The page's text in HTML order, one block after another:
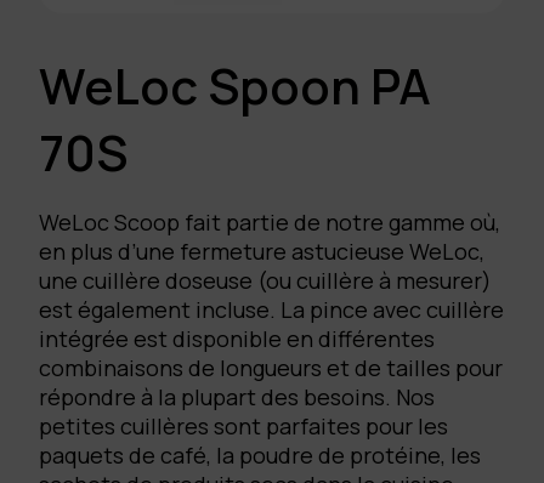
WeLoc Spoon PA
70S
WeLoc Scoop fait partie de notre gamme où,
en plus d’une fermeture astucieuse WeLoc,
une cuillère doseuse (ou cuillère à mesurer)
est également incluse. La pince avec cuillère
intégrée est disponible en différentes
combinaisons de longueurs et de tailles pour
répondre à la plupart des besoins. Nos
petites cuillères sont parfaites pour les
paquets de café, la poudre de protéine, les